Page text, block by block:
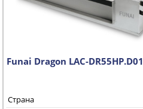
Funai Dragon LAC-DR55HP.D01
Страна